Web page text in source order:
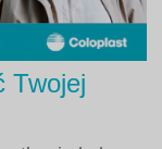
Twojej